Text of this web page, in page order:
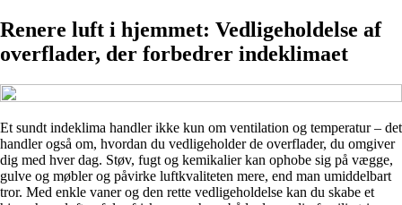
Renere luft i hjemmet: Vedligeholdelse af
overflader, der forbedrer indeklimaet
Et sundt indeklima handler ikke kun om ventilation og temperatur – det
handler også om, hvordan du vedligeholder de overflader, du omgiver
dig med hver dag. Støv, fugt og kemikalier kan ophobe sig på vægge,
gulve og møbler og påvirke luftkvaliteten mere, end man umiddelbart
tror. Med enkle vaner og den rette vedligeholdelse kan du skabe et